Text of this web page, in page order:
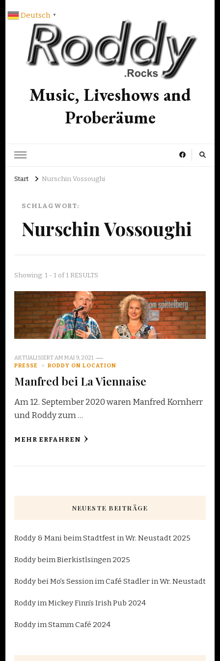
Music, Liveshows and
Proberäume
Start Nurschin Vossoughi
SCHLAGWORT:
Nurschin Vossoughi
Showing: 1 - 1 of 1 RESULTS
AKTUALISIERT AM MAI 9, 2021
PRESSE
RODDY ON LOCATION
Manfred bei La Viennaise
Am 12. September 2020 waren Manfred Kornherr
und Roddy zum …
MEHR ERFAHREN
NEUESTE BEITRÄGE
Roddy & Mani beim Stadtfest in Wr. Neustadt 2025
Roddy beim Bierkistlsingen 2025
Roddy bei Mo’s Session im Café Stadler in Wr. Neustadt
Roddy im Mickey Finn’s Irish Pub 2024
Roddy im Stamm Café 2024
Deutsch ▼